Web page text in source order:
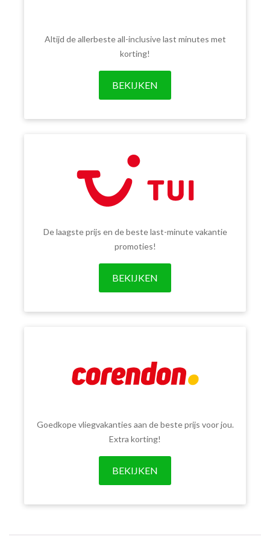
Altijd de allerbeste all-inclusive last minutes met
korting!
BEKIJKEN
De laagste prijs en de beste last-minute vakantie
promoties!
BEKIJKEN
Goedkope vliegvakanties aan de beste prijs voor jou.
Extra korting!
BEKIJKEN